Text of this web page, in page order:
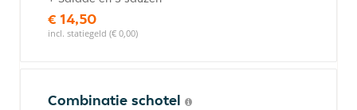
€ 14,50
incl. statiegeld (€ 0,00)
Combinatie schotel